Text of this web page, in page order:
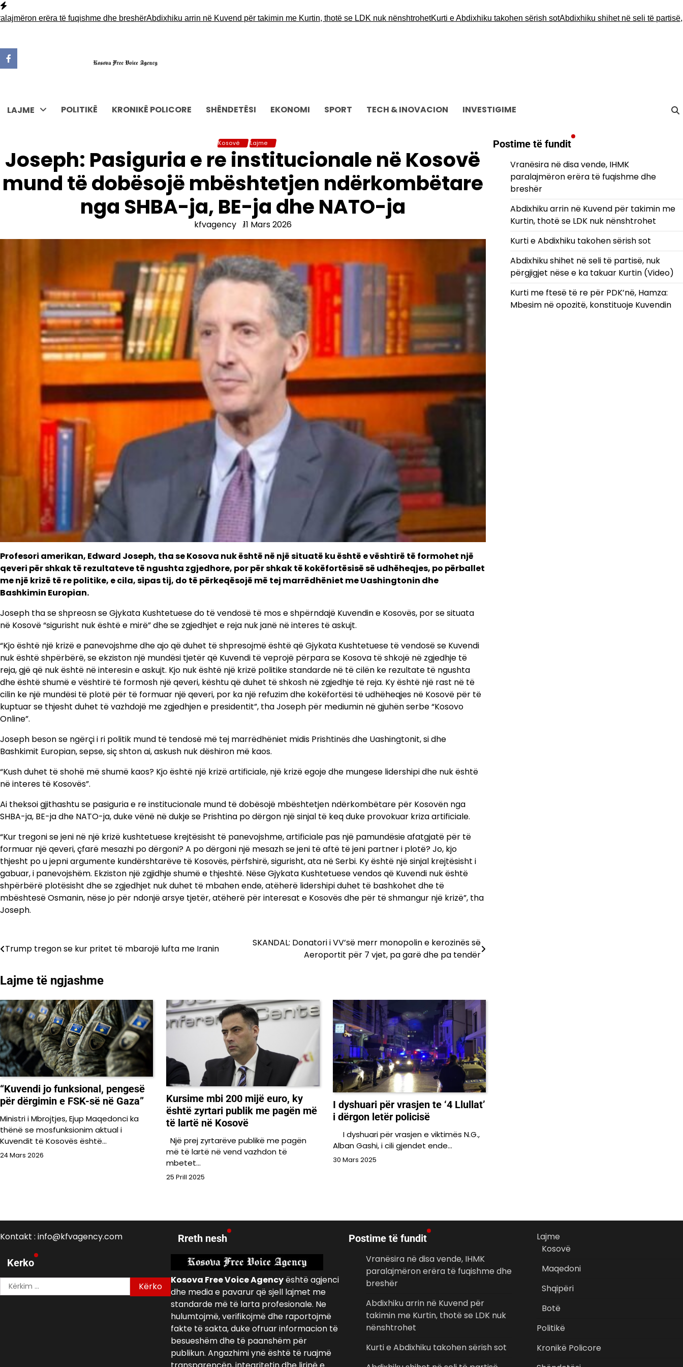
Skip
to
erëra të fuqishme dhe breshërAbdixhiku arrin në Kuvend për takimin me Kurtin, thotë se LDK nuk nënshtrohetKurti e Abdixhiku takohen sërish sotAbdixhiku shihet në seli të partisë, nuk
LAJME POLITIKË KRONIKË POLICORE SHËNDETËSI EKONOMI SPORT TECH & INOVACION INVESTIGIME
Kosovë Lajme
Joseph: Pasiguria e re institucionale në Kosovë
mund të dobësojë mbështetjen ndërkombëtare
nga SHBA-ja, BE-ja dhe NATO-ja
kfvagency 11 Mars 2026
Profesori amerikan, Edward Joseph, tha se Kosova nuk është në një situatë ku është e vështirë të formohet një
qeveri për shkak të rezultateve të ngushta zgjedhore, por për shkak të kokëfortësisë së udhëheqjes, po përballet
me një krizë të re politike, e cila, sipas tij, do të përkeqësojë më tej marrëdhëniet me Uashingtonin dhe
Bashkimin Europian.
Joseph tha se shpreosn se Gjykata Kushtetuese do të vendosë të mos e shpërndajë Kuvendin e Kosovës, por se situata
në Kosovë “sigurisht nuk është e mirë” dhe se zgjedhjet e reja nuk janë në interes të askujt.
“Kjo është një krizë e panevojshme dhe ajo që duhet të shpresojmë është që Gjykata Kushtetuese të vendosë se Kuvendi
nuk është shpërbërë, se ekziston një mundësi tjetër që Kuvendi të veprojë përpara se Kosova të shkojë në zgjedhje të
reja, gjë që nuk është në interesin e askujt. Kjo nuk është një krizë politike standarde në të cilën ke rezultate të ngushta
dhe është shumë e vështirë të formosh një qeveri, kështu që duhet të shkosh në zgjedhje të reja. Ky është një rast në të
cilin ke një mundësi të plotë për të formuar një qeveri, por ka një refuzim dhe kokëfortësi të udhëheqjes në Kosovë për të
kuptuar se thjesht duhet të vazhdojë me zgjedhjen e presidentit”, tha Joseph për mediumin në gjuhën serbe “Kosovo
Online”.
Joseph beson se ngërçi i ri politik mund të tendosë më tej marrëdhëniet midis Prishtinës dhe Uashingtonit, si dhe
Bashkimit Europian, sepse, siç shton ai, askush nuk dëshiron më kaos.
“Kush duhet të shohë më shumë kaos? Kjo është një krizë artificiale, një krizë egoje dhe mungese lidershipi dhe nuk është
në interes të Kosovës”.
Ai theksoi gjithashtu se pasiguria e re institucionale mund të dobësojë mbështetjen ndërkombëtare për Kosovën nga
SHBA-ja, BE-ja dhe NATO-ja, duke vënë në dukje se Prishtina po dërgon një sinjal të keq duke provokuar kriza artificiale.
“Kur tregoni se jeni në një krizë kushtetuese krejtësisht të panevojshme, artificiale pas një pamundësie afatgjatë për të
formuar një qeveri, çfarë mesazhi po dërgoni? A po dërgoni një mesazh se jeni të aftë të jeni partner i plotë? Jo, kjo
thjesht po u jepni argumente kundërshtarëve të Kosovës, përfshirë, sigurisht, ata në Serbi. Ky është një sinjal krejtësisht i
gabuar, i panevojshëm. Ekziston një zgjidhje shumë e thjeshtë. Nëse Gjykata Kushtetuese vendos që Kuvendi nuk është
shpërbërë plotësisht dhe se zgjedhjet nuk duhet të mbahen ende, atëherë lidershipi duhet të bashkohet dhe të
mbështesë Osmanin, nëse jo për ndonjë arsye tjetër, atëherë për interesat e Kosovës dhe për të shmangur një krizë”, tha
Joseph.
Lëvizje
postimet
Trump tregon se kur pritet të mbarojë lufta me Iranin
SKANDAL: Donatori i VV’së merr monopolin e kerozinës së
Aeroportit për 7 vjet, pa garë dhe pa tendër
Lajme të ngjashme
“Kuvendi jo funksional, pengesë
për dërgimin e FSK-së në Gaza”
Ministri i Mbrojtjes, Ejup Maqedonci ka
thënë se mosfunksionim aktual i
Kuvendit të Kosovës është…
24 Mars 2026
Kursime mbi 200 mijë euro, ky
është zyrtari publik me pagën më
të lartë në Kosovë
Një prej zyrtarëve publikë me pagën
më të lartë në vend vazhdon të
mbetet…
25 Prill 2025
I dyshuari për vrasjen te ‘4 Llullat’
i dërgon letër policisë
I dyshuari për vrasjen e viktimës N.G.,
Alban Gashi, i cili gjendet ende…
30 Mars 2025
Postime të fundit
Vranësira në disa vende, IHMK
paralajmëron erëra të fuqishme dhe
breshër
Abdixhiku arrin në Kuvend për takimin me
Kurtin, thotë se LDK nuk nënshtrohet
Kurti e Abdixhiku takohen sërish sot
Abdixhiku shihet në seli të partisë, nuk
përgjigjet nëse e ka takuar Kurtin (Video)
Kurti me ftesë të re për PDK’në, Hamza:
Mbesim në opozitë, konstituoje Kuvendin
Kontakt : info@kfvagency.com
Kerko
Kërko
për:
Rreth nesh
Kosova Free Voice Agencyështë agjenci
dhe media e pavarur që sjell lajmet me
standarde më të larta profesionale. Ne
hulumtojmë, verifikojmë dhe raportojmë
fakte të sakta, duke ofruar informacion të
besueshëm dhe të paanshëm për
publikun. Angazhimi ynë është të ruajmë
Postime të fundit
Vranësira në disa vende, IHMK
paralajmëron erëra të fuqishme dhe
breshër
Abdixhiku arrin në Kuvend për
takimin me Kurtin, thotë se LDK nuk
nënshtrohet
Kurti e Abdixhiku takohen sërish sot
Lajme
Kosovë
Maqedoni
Shqipëri
Botë
Politikë
Kronikë Policore